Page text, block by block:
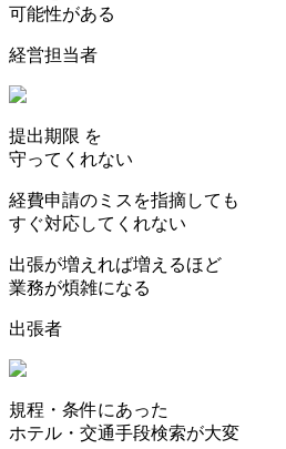
可能性がある
経営担当者
提出期限 を
守ってくれない
経費申請のミスを指摘しても
すぐ対応してくれない
出張が増えれば増えるほど
業務が煩雑になる
出張者
規程・条件にあった
ホテル・交通手段検索が大変